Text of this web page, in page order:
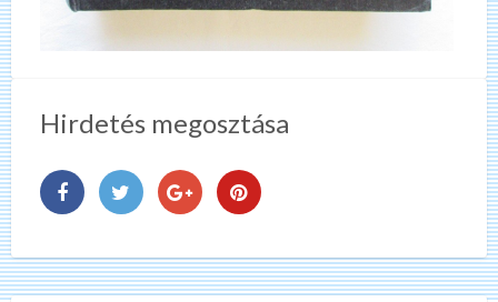
Hirdetés megosztása